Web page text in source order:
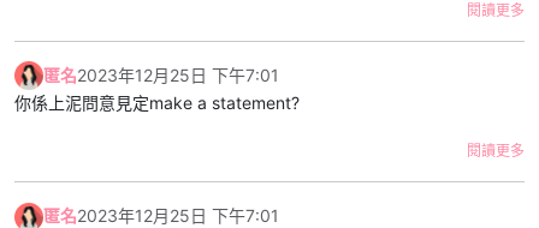
去玩。我雖然唔係外向，但自問有禮貌唔失禮，我個次跟佢去飲嘢，
佢夜晚1點幾就送左我走，之後就叫我以後唔好去，佢話朋友唔熟尷
尬。第一次見唔熟好正常，但係佢直接落閘令我唔好受。
另外佢亦都會約朋友系屋企食飯/賭錢。同樣頭幾次我都有份，我亦
會招呼客人。但係幾次後佢會直接同我講約左朋友黎，叫我唔好搵
佢。我同佢講我想識佢啲朋友，佢答我話唔岩玩無謂尷尬。又一次我
比佢拒絕。
閱讀更多
匿名2023年12月25日 下午7:01
你係上泥問意見定make a statement?
閱讀更多
匿名2023年12月25日 下午7:01